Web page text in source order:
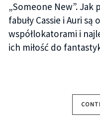
„Someone New”. Jak
fabuły Cassie i Auri
współlokatorami i
ich miłość do